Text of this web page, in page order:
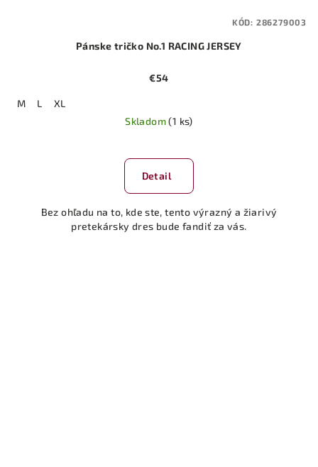
Pánske tričko No.1 RACING JERSEY
€54
M L
XL
Skladom(1 ks)
Detail
Bez ohľadu na to, kde ste, tento výrazný a žiarivý
pretekársky dres bude fandiť za vás.
KÓD: 286279003